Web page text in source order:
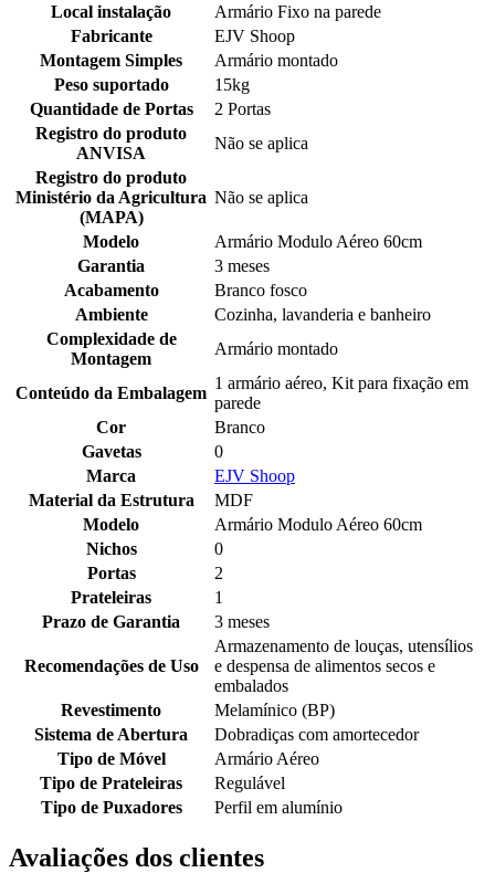
Local instalação
Armário Fixo na parede
Fabricante
EJV Shoop
Montagem Simples
Armário montado
Peso suportado
15kg
Quantidade de Portas
2 Portas
Registro do produto
ANVISA
Não se aplica
Registro do produto
Ministério da Agricultura
(MAPA)
Não se aplica
Modelo
Armário Modulo Aéreo 60cm
Garantia
3 meses
Acabamento
Branco fosco
Ambiente
Cozinha, lavanderia e banheiro
Complexidade de
Montagem
Armário montado
Conteúdo da Embalagem
1 armário aéreo, Kit para fixação em
parede
Cor
Branco
Gavetas
0
Marca
EJV Shoop
Material da Estrutura
MDF
Modelo
Armário Modulo Aéreo 60cm
Nichos
0
Portas
2
Prateleiras
1
Prazo de Garantia
3 meses
Recomendações de Uso
Armazenamento de louças, utensílios
e despensa de alimentos secos e
embalados
Revestimento
Melamínico (BP)
Sistema de Abertura
Dobradiças com amortecedor
Tipo de Móvel
Armário Aéreo
Tipo de Prateleiras
Regulável
Tipo de Puxadores
Perfil em alumínio
Avaliações dos clientes